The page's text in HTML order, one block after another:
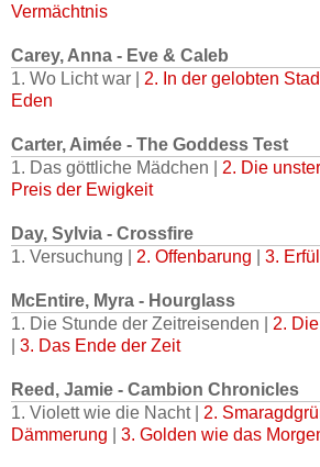
Vermächtnis
Carey, Anna - Eve & Caleb
1. Wo Licht war | 2. In der gelobten
Eden
Carter, Aimée - The Goddess Test
1. Das göttliche Mädchen | 2. Die
Preis der Ewigkeit
Day, Sylvia - Crossfire
1. Versuchung |
2. Offenbarung 3.
McEntire, Myra - Hourglass
1. Die Stunde der Zeitreisenden | 2.
3. Das Ende der Zeit
Reed, Jamie - Cambion Chronicles
1. Violett wie die Nacht | 2.
Dämmerung
3. Golden wie das